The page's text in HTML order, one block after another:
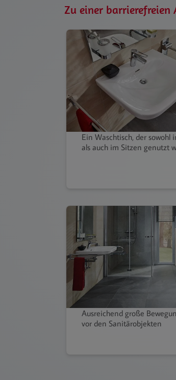
Zu einer barrierefreien
Ein Waschtisch, der sowohl
als auch im Sitzen genutzt
Ausreichend große
vor den Sanitärobjekten